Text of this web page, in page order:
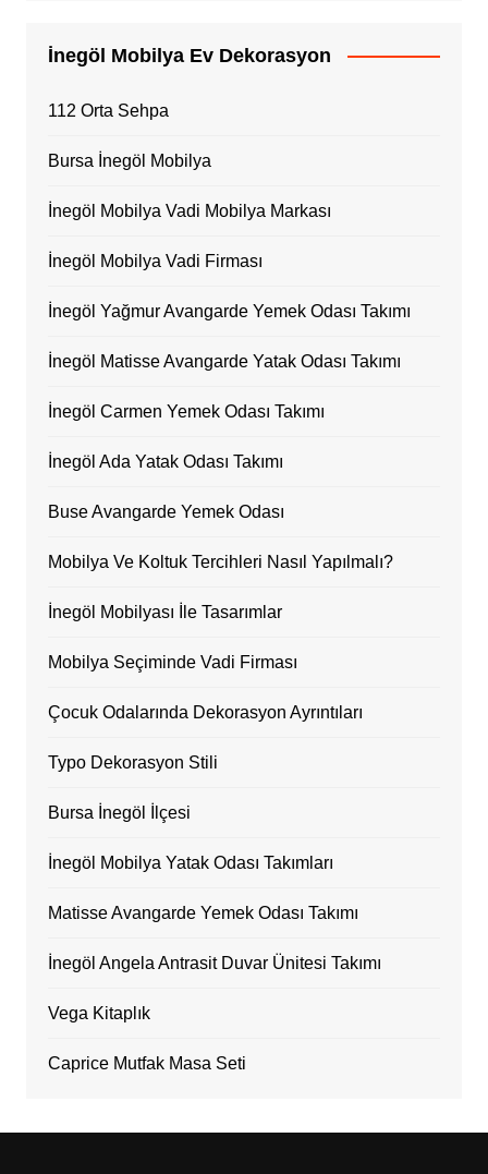
İnegöl Mobilya Ev Dekorasyon
112 Orta Sehpa
Bursa İnegöl Mobilya
İnegöl Mobilya Vadi Mobilya Markası
İnegöl Mobilya Vadi Firması
İnegöl Yağmur Avangarde Yemek Odası Takımı
İnegöl Matisse Avangarde Yatak Odası Takımı
İnegöl Carmen Yemek Odası Takımı
İnegöl Ada Yatak Odası Takımı
Buse Avangarde Yemek Odası
Mobilya Ve Koltuk Tercihleri Nasıl Yapılmalı?
İnegöl Mobilyası İle Tasarımlar
Mobilya Seçiminde Vadi Firması
Çocuk Odalarında Dekorasyon Ayrıntıları
Typo Dekorasyon Stili
Bursa İnegöl İlçesi
İnegöl Mobilya Yatak Odası Takımları
Matisse Avangarde Yemek Odası Takımı
İnegöl Angela Antrasit Duvar Ünitesi Takımı
Vega Kitaplık
Caprice Mutfak Masa Seti